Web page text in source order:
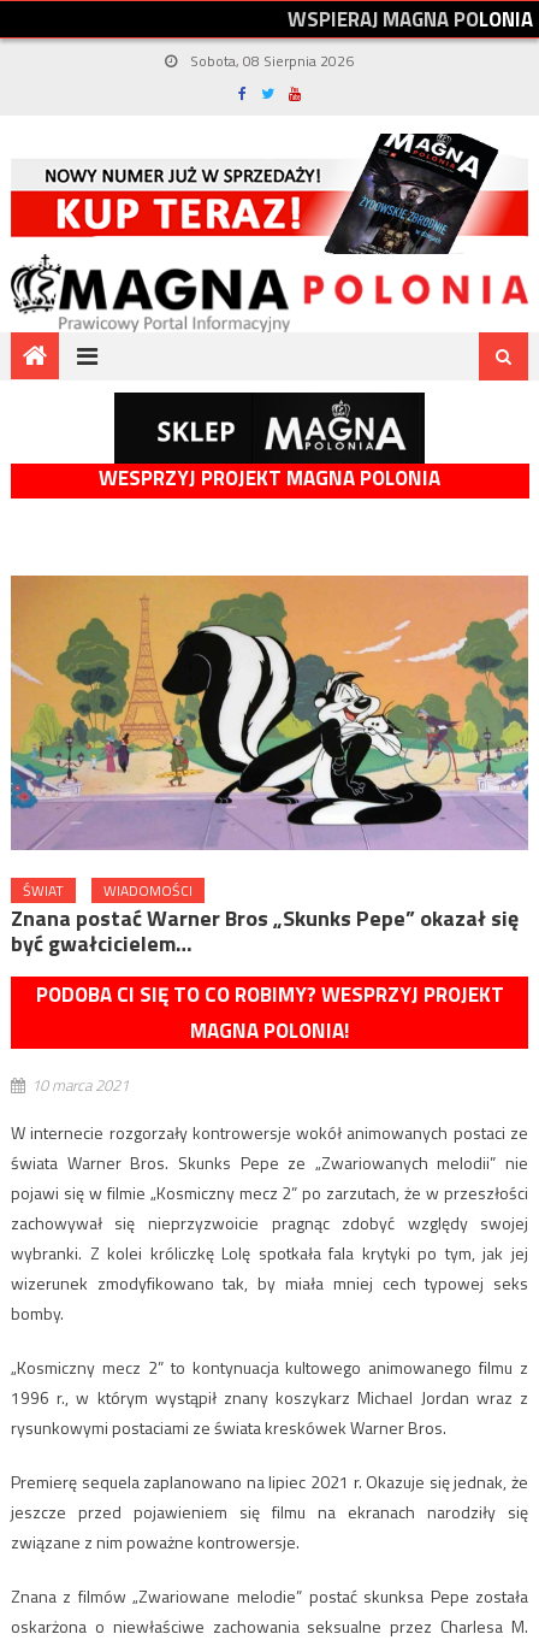
WSPIERAJMAGNAPOLONIA
Sobota, 08 Sierpnia 2026
WESPRZYJ PROJEKT MAGNA POLONIA
ŚWIAT WIADOMOŚCI
Znana postać Warner Bros „Skunks Pepe” okazał się
być gwałcicielem…
PODOBA CI SIĘ TO CO ROBIMY? WESPRZYJ PROJEKT
MAGNA POLONIA!
10 marca 2021
W internecie rozgorzały kontrowersje wokół animowanych postaci ze
świata Warner Bros. Skunks Pepe ze „Zwariowanych melodii” nie
pojawi się w filmie „Kosmiczny mecz 2” po zarzutach, że w przeszłości
zachowywał się nieprzyzwoicie pragnąc zdobyć względy swojej
wybranki. Z kolei króliczkę Lolę spotkała fala krytyki po tym, jak jej
wizerunek zmodyfikowano tak, by miała mniej cech typowej seks
bomby.
„Kosmiczny mecz 2” to kontynuacja kultowego animowanego filmu z
1996 r., w którym wystąpił znany koszykarz Michael Jordan wraz z
rysunkowymi postaciami ze świata kreskówek Warner Bros.
Premierę sequela zaplanowano na lipiec 2021 r. Okazuje się jednak, że
jeszcze przed pojawieniem się filmu na ekranach narodziły się
związane z nim poważne kontrowersje.
Znana z filmów „Zwariowane melodie” postać skunksa Pepe została
oskarżona o niewłaściwe zachowania seksualne przez Charlesa M.